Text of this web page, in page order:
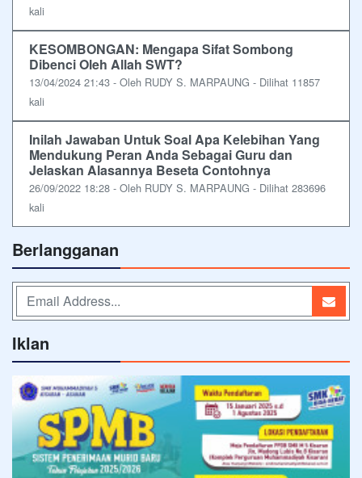
kali
KESOMBONGAN: Mengapa Sifat Sombong
Dibenci Oleh Allah SWT?
13/04/2024 21:43 - Oleh RUDY S. MARPAUNG - Dilihat 11857
kali
Inilah Jawaban Untuk Soal Apa Kelebihan Yang
Mendukung Peran Anda Sebagai Guru dan
Jelaskan Alasannya Beseta Contohnya
26/09/2022 18:28 - Oleh RUDY S. MARPAUNG - Dilihat 283696
kali
Berlangganan
Iklan